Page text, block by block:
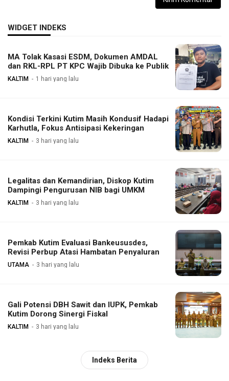
WIDGET INDEKS
MA Tolak Kasasi ESDM, Dokumen AMDAL
dan RKL-RPL PT KPC Wajib Dibuka ke Publik
KALTIM 1 hari yang lalu
Kondisi Terkini Kutim Masih Kondusif Hadapi
Karhutla, Fokus Antisipasi Kekeringan
KALTIM 3 hari yang lalu
Legalitas dan Kemandirian, Diskop Kutim
Dampingi Pengurusan NIB bagi UMKM
KALTIM 3 hari yang lalu
Pemkab Kutim Evaluasi Bankeususdes,
Revisi Perbup Atasi Hambatan Penyaluran
UTAMA 3 hari yang lalu
Gali Potensi DBH Sawit dan IUPK, Pemkab
Kutim Dorong Sinergi Fiskal
KALTIM 3 hari yang lalu
Indeks Berita